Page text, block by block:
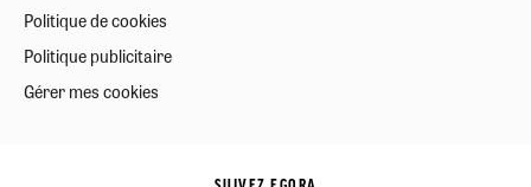
Politique de cookies
Politique publicitaire
Gérer mes cookies